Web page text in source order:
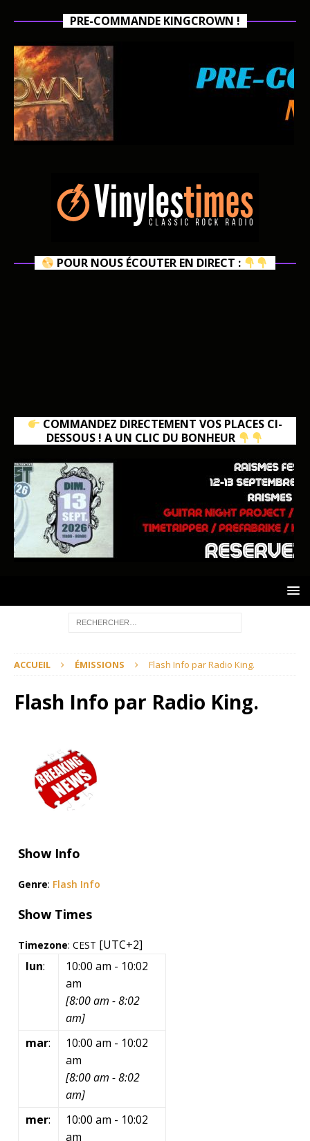
PRE-COMMANDE KINGCROWN !
POUR NOUS ÉCOUTER EN DIRECT :
COMMANDEZ DIRECTEMENT VOS PLACES CI-
DESSOUS ! A UN CLIC DU BONHEUR
ACCUEIL ÉMISSIONS Flash Info par Radio King.
Flash Info par Radio King.
Show Info
Genre: Flash Info
Show Times
Timezone: CEST [UTC+2]
lun: 10:00 am - 10:02
am
[8:00 am -8:02
am]
mar: 10:00 am - 10:02
am
[8:00 am -8:02
am]
mer: 10:00 am - 10:02
am